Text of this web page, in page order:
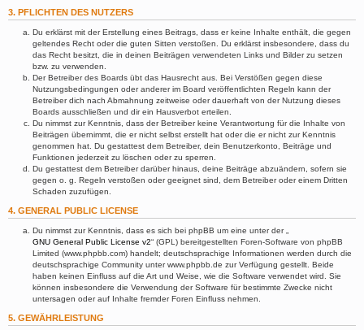
3. PFLICHTEN DES NUTZERS
Du erklärst mit der Erstellung eines Beitrags, dass er keine Inhalte enthält, die gegen
geltendes Recht oder die guten Sitten verstoßen. Du erklärst insbesondere, dass du
das Recht besitzt, die in deinen Beiträgen verwendeten Links und Bilder zu setzen
bzw. zu verwenden.
Der Betreiber des Boards übt das Hausrecht aus. Bei Verstößen gegen diese
Nutzungsbedingungen oder anderer im Board veröffentlichten Regeln kann der
Betreiber dich nach Abmahnung zeitweise oder dauerhaft von der Nutzung dieses
Boards ausschließen und dir ein Hausverbot erteilen.
Du nimmst zur Kenntnis, dass der Betreiber keine Verantwortung für die Inhalte von
Beiträgen übernimmt, die er nicht selbst erstellt hat oder die er nicht zur Kenntnis
genommen hat. Du gestattest dem Betreiber, dein Benutzerkonto, Beiträge und
Funktionen jederzeit zu löschen oder zu sperren.
Du gestattest dem Betreiber darüber hinaus, deine Beiträge abzuändern, sofern sie
gegen o. g. Regeln verstoßen oder geeignet sind, dem Betreiber oder einem Dritten
Schaden zuzufügen.
4. GENERAL PUBLIC LICENSE
Du nimmst zur Kenntnis, dass es sich bei phpBB um eine unter der „
GNU General Public License v2“ (GPL) bereitgestellten Foren-Software von phpBB
Limited (www.phpbb.com) handelt; deutschsprachige Informationen werden durch die
deutschsprachige Community unter www.phpbb.de zur Verfügung gestellt. Beide
haben keinen Einfluss auf die Art und Weise, wie die Software verwendet wird. Sie
können insbesondere die Verwendung der Software für bestimmte Zwecke nicht
untersagen oder auf Inhalte fremder Foren Einfluss nehmen.
5. GEWÄHRLEISTUNG